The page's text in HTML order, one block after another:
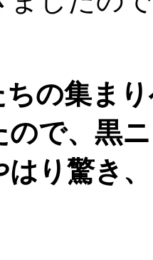
の集ま
ので、黒
はり驚き